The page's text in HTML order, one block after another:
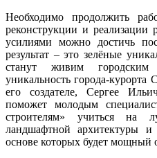
Необходимо продолжить
реконструкции и реализации
усилиями можно достичь
результат – это зелёные
станут живим городским
уникальность города-
его создателе, Сергее
поможет молодым
строителям» учиться на
ландшафтной архитектуры
основе которых будет мощный